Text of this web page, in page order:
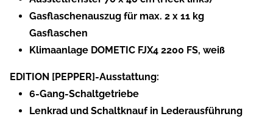
Gasflaschenauszug für max. 2 x 11 kg
Gasflaschen
Klimaanlage DOMETIC FJX4 2200 FS, weiß
EDITION [PEPPER]-Ausstattung:
6-Gang-Schaltgetriebe
Lenkrad und Schaltknauf in Lederausführung